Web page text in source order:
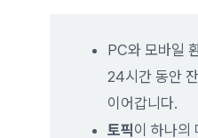
PC와 모바일
24시간 동안
이어갑니다.
토픽이 하나의